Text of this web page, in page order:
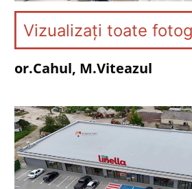
Vizualizați toate
or.Cahul, M.Viteazul